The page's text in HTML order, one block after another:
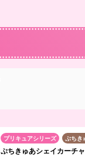
プリキュアシリーズ ぷちき
ぷちきゅあシェイカーチ